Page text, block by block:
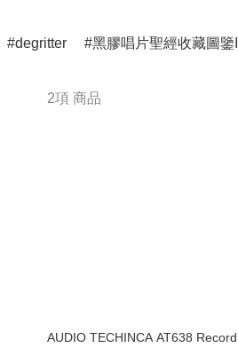
degritter 黑膠唱片聖經收藏圖鑒II
2項 商品
AUDIO TECHINCA AT638 Record